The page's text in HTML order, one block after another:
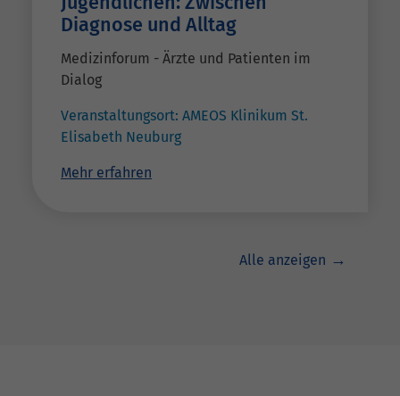
Diagnose und Alltag
Medizinforum - Ärzte und Patienten im
Dialog
Veranstaltungsort: AMEOS Klinikum St.
Elisabeth Neuburg
Mehr erfahren
Alle anzeigen